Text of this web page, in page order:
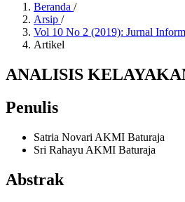
Beranda /
Arsip /
Vol 10 No 2 (2019): Jurnal
Artikel
ANALISIS
Penulis
Satria Novari AKMI Baturaja
Sri Rahayu AKMI Baturaja
Abstrak